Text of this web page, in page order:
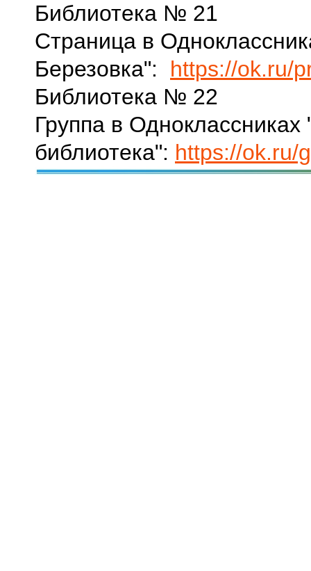
Библиотека № 21
Страница в
Березовка": https://ok.ru/
Библиотека № 22
Группа в
библиотека": https://ok.ru/